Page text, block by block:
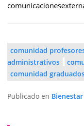
comunidad
administrativos
comunidad
Publicado en